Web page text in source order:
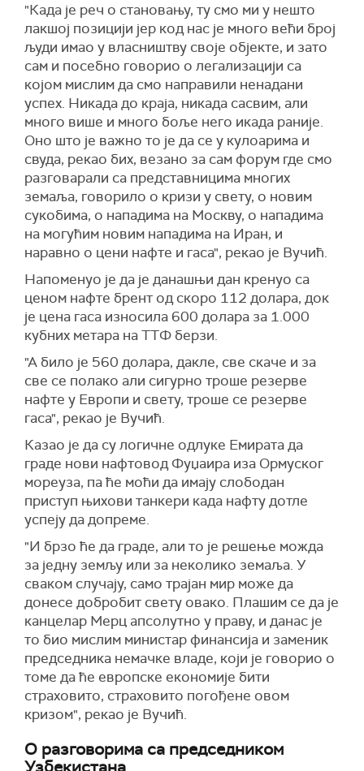
"Када је реч о становању, ту смо ми у нешто
лакшој позицији јер код нас је много већи број
људи имао у власништву своје објекте, и зато
сам и посебно говорио о легализацији са
којом мислим да смо направили ненадани
успех. Никада до краја, никада сасвим, али
много више и много боље него икада раније.
Оно што је важно то је да се у кулоарима и
свуда, рекао бих, везано за сам форум где смо
разговарали са представницима многих
земаља, говорило о кризи у свету, о новим
сукобима, о нападима на Москву, о нападима
на могућим новим нападима на Иран, и
наравно о цени нафте и гаса", рекао је Вучић.
Напоменуо је да је данашњи дан кренуо са
ценом нафте брент од скоро 112 долара, док
је цена гаса износила 600 долара за 1.000
кубних метара на ТТФ берзи.
"А било је 560 долара, дакле, све скаче и за
све се полако али сигурно троше резерве
нафте у Европи и свету, троше се резерве
гаса", рекао је Вучић.
Казао је да су логичне одлуке Емирата да
граде нови нафтовод Фуџаира иза Ормуског
мореуза, па ће моћи да имају слободан
приступ њихови танкери када нафту дотле
успеју да допреме.
"И брзо ће да граде, али то је решење можда
за једну земљу или за неколико земаља. У
сваком случају, само трајан мир може да
донесе добробит свету овако. Плашим се да је
канцелар Мерц апсолутно у праву, и данас је
то био мислим министар финансија и заменик
председника немачке владе, који је говорио о
томе да ће европске економије бити
страховито, страховито погођене овом
кризом", рекао је Вучић.
О разговорима са председником